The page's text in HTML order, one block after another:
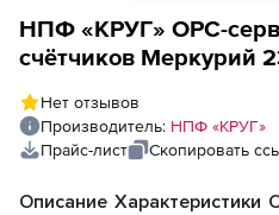
НПФ «КРУГ» OPC-
счётчиков Меркурий
количество устройств
Нет отзывов
Производитель: НПФ «КРУГ»
Прайс-лист
Скопировать
Описание Характеристики